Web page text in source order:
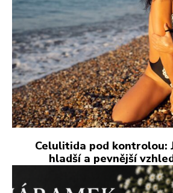
Celulitida pod kontrolou:
hladší a pevnější